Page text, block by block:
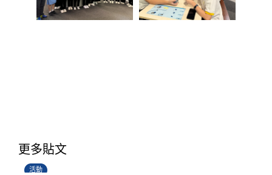
更多貼文
活動
28/06/2026